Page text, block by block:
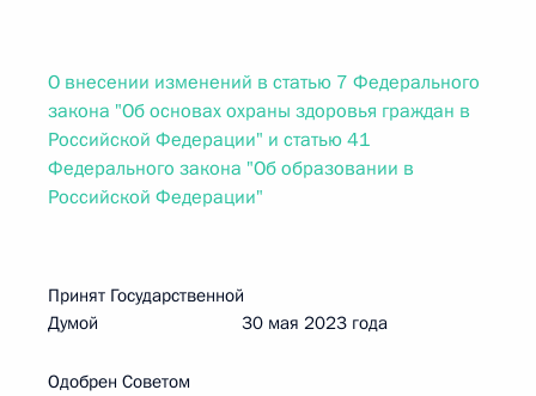
О внесении изменений в статью 7 Федерального
закона "Об основах охраны здоровья граждан в
Российской Федерации" и статью 41
Федерального закона "Об образовании в
Российской Федерации"
Принят Государственной
Думой 30 мая 2023 года
Одобрен Советом